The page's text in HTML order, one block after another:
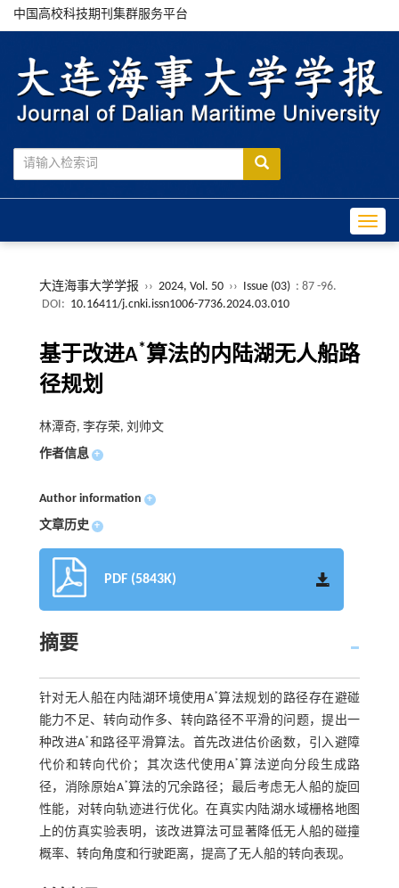
中国高校科技期刊集群服务平台
大连海事大学学报 ›› 2024, Vol. 50 ›› Issue (03) : 87 -96.
DOI: 10.16411/j.cnki.issn1006-7736.2024.03.010
基于改进A*算法的内陆湖无人船路
径规划
林潭奇, 李存荣, 刘帅文
作者信息 +
Author information +
文章历史 +
PDF (5843K)
摘要
针对无人船在内陆湖环境使用A*算法规划的路径存在避碰
能力不足、转向动作多、转向路径不平滑的问题，提出一
种改进A*和路径平滑算法。首先改进估价函数，引入避障
代价和转向代价；其次迭代使用A*算法逆向分段生成路
径，消除原始A*算法的冗余路径；最后考虑无人船的旋回
性能，对转向轨迹进行优化。在真实内陆湖水域栅格地图
上的仿真实验表明，该改进算法可显著降低无人船的碰撞
概率、转向角度和行驶距离，提高了无人船的转向表现。